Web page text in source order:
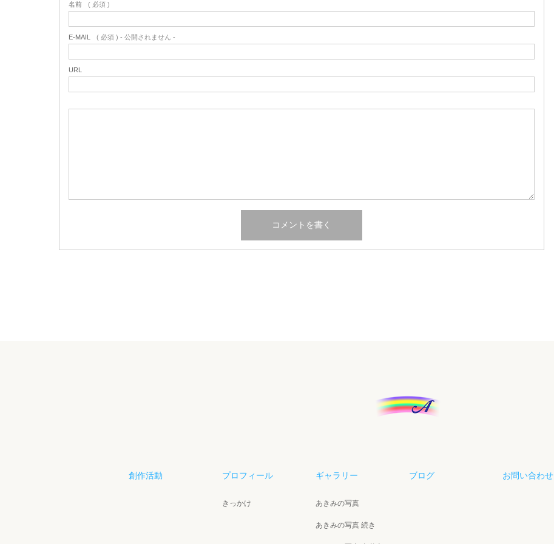
名前 ( 必須 )
E-MAIL ( 必須 ) - 公開されません -
URL
創作活動 プロフィール
きっかけ
ギャラリー
あきみの写真
あきみの写真 続き
ブログ お問い合わせ